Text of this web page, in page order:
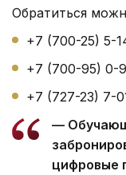
Обратиться
+7 (700-25) 5-
+7 (700-95) 0-
+7 (727-23) 7-
—
цифровые